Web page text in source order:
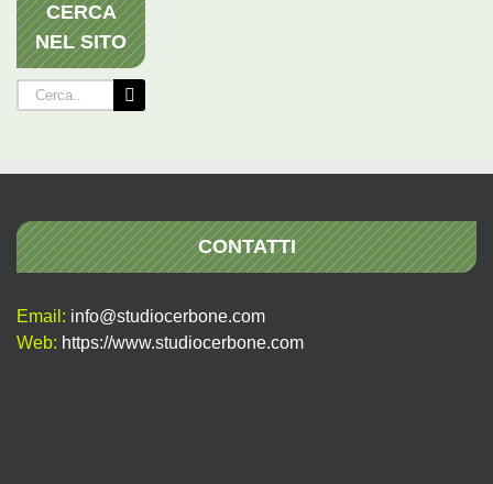
CERCA
NEL SITO
Cerca
per:
CONTATTI
Email: info@studiocerbone.com
Web: https://www.studiocerbone.com